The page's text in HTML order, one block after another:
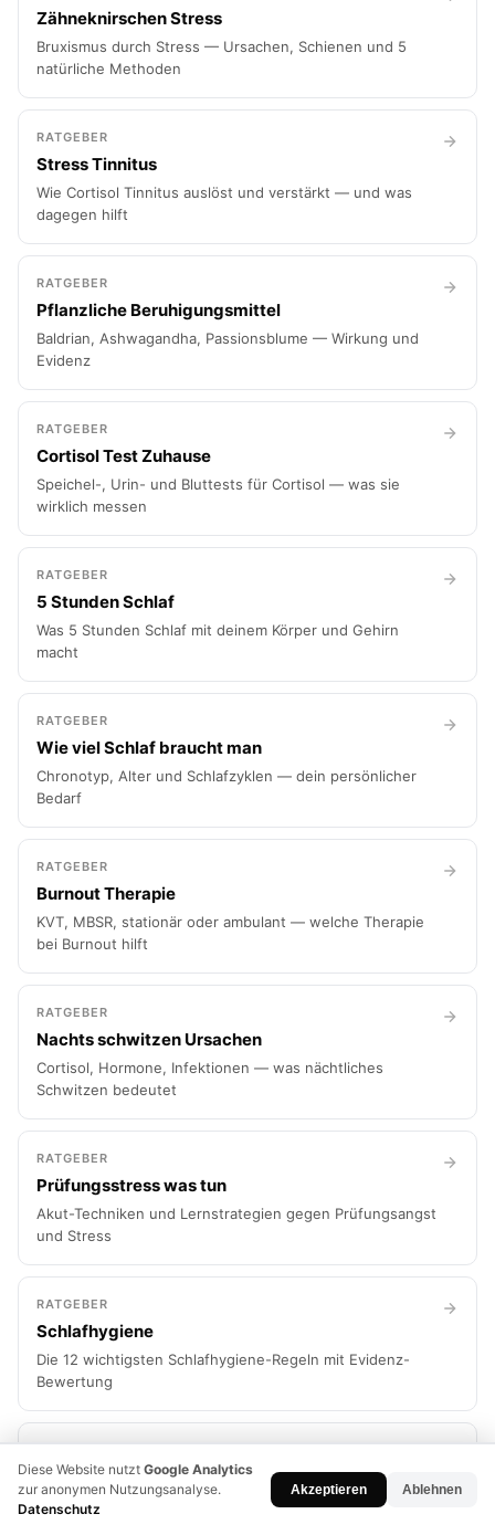
Zähneknirschen Stress
Bruxismus durch Stress — Ursachen, Schienen und 5
natürliche Methoden
RATGEBER
Stress Tinnitus
Wie Cortisol Tinnitus auslöst und verstärkt — und was
dagegen hilft
RATGEBER
Pflanzliche Beruhigungsmittel
Baldrian, Ashwagandha, Passionsblume — Wirkung und
Evidenz
RATGEBER
Cortisol Test Zuhause
Speichel-, Urin- und Bluttests für Cortisol — was sie
wirklich messen
RATGEBER
5 Stunden Schlaf
Was 5 Stunden Schlaf mit deinem Körper und Gehirn
macht
RATGEBER
Wie viel Schlaf braucht man
Chronotyp, Alter und Schlafzyklen — dein persönlicher
Bedarf
RATGEBER
Burnout Therapie
KVT, MBSR, stationär oder ambulant — welche Therapie
bei Burnout hilft
RATGEBER
Nachts schwitzen Ursachen
Cortisol, Hormone, Infektionen — was nächtliches
Schwitzen bedeutet
RATGEBER
Prüfungsstress was tun
Akut-Techniken und Lernstrategien gegen Prüfungsangst
und Stress
RATGEBER
Schlafhygiene
Die 12 wichtigsten Schlafhygiene-Regeln mit Evidenz-
Bewertung
Dopamin Reset
Digitaler Entzug, Fastentage und Routine —
Diese Website nutzt Google Analytics
zur anonymen Nutzungsanalyse.
Datenschutz
Akzeptieren Ablehnen